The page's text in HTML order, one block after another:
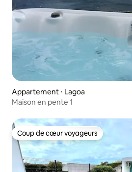
Appartement ⋅ Lagoa
Maison en pente 1
Coup de cœur voyageurs
Coup de cœur voyageurs